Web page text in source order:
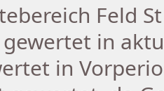
Feld
in
in